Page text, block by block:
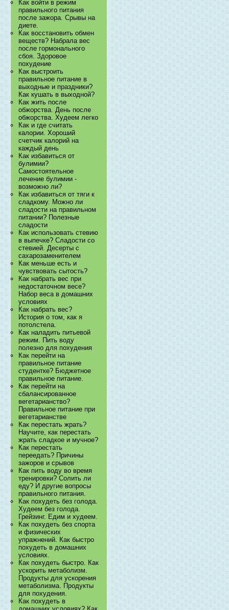
Как войти в режим
правильного питания
после зажора. Срывы на
диете.
Как восстановить обмен
веществ? Набрала вес
после гормонального
сбоя. Здоровое
похудение
Как выстроить
правильное питание в
выходные и праздники?
Как кушать в выходной?
Как жить после
обжорства. День после
обжорства. Худеем легко
Как и где считать
калории. Хороший
счетчик калорий на
каждый день
Как избавиться от
булимии?
Самостоятельное
лечение булимии -
возможно ли?
Как избавиться от тяги к
сладкому. Можно ли
сладости на правильном
питании? Полезные
сладости
Как использовать стевию
в выпечке? Сладости со
стевией. Десерты с
сахарозаменителем
Как меньше есть и
чувствовать сытость?
Как набрать вес при
недостаточном весе?
Набор веса в домашних
условиях
Как набрать вес?
История о том, как я
потолстела.
Как наладить питьевой
режим. Пить воду
полезно для похудения
Как перейти на
правильное питание
студентке? Бюджетное
правильное питание.
Как перейти на
сбалансированное
вегетарианство?
Правильное питание при
вегетарианстве
Как перестать жрать?
Научите, как перестать
жрать сладкое и мучное?
Как перестать
переедать? Причины
зажоров и срывов
Как пить воду во время
тренировки? Солить ли
еду? И другие вопросы
правильного питания.
Как похудеть без голода.
Худеем без голода.
Грейзинг. Едим и худеем.
Как похудеть без спорта
и физических
упражнений. Как быстро
похудеть в домашних
условиях.
Как похудеть быстро. Как
ускорить метаболизм.
Продукты для ускорения
метаболизма. Продукты
для похудения.
Как похудеть в